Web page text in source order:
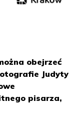
obejrzeć
Judyty
pisarza,